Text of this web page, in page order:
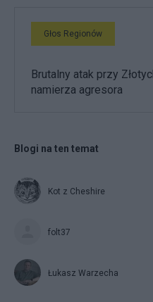
Głos Regionów
Brutalny atak przy
namierza agresora
Blogi na ten temat
Kot z Cheshire
folt37
Łukasz Warzecha